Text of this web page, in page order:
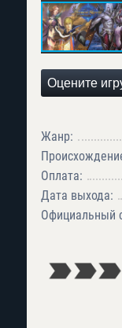
Оцените
Жанр:
Оплата:
Дата выхода:
Официальный